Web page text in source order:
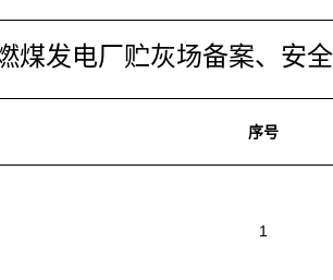
煤发电厂贮灰场备案、安
序号
1